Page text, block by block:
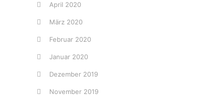
April 2020
März 2020
Februar 2020
Januar 2020
Dezember 2019
November 2019